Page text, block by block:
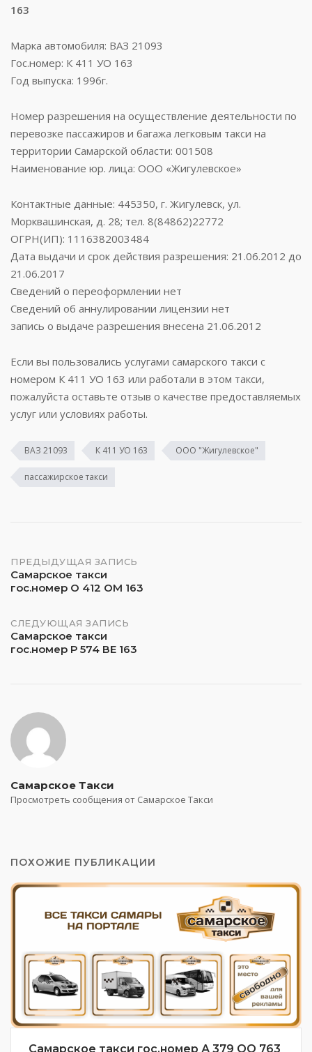
163
Марка автомобиля: ВАЗ 21093
Гос.номер: К 411 УО 163
Год выпуска: 1996г.
Номер разрешения на осуществление деятельности по
перевозке пассажиров и багажа легковым такси на
территории Самарской области: 001508
Наименование юр. лица: ООО «Жигулевское»
Контактные данные: 445350, г. Жигулевск, ул.
Морквашинская, д. 28; тел. 8(84862)22772
ОГРН(ИП): 1116382003484
Дата выдачи и срок действия разрешения: 21.06.2012 до
21.06.2017
Сведений о переоформлении нет
Сведений об аннулировании лицензии нет
запись о выдаче разрешения внесена 21.06.2012
Если вы пользовались услугами самарского такси с
номером К 411 УО 163 или работали в этом такси,
пожалуйста оставьте отзыв о качестве предоставляемых
услуг или условиях работы.
ВАЗ 21093 К 411 УО 163 ООО "Жигулевское"
пассажирское такси
Навигация
по
записям
ПРЕДЫДУЩАЯ ЗАПИСЬ
Самарское такси
гос.номер О 412 ОМ 163
СЛЕДУЮЩАЯ ЗАПИСЬ
Самарское такси
гос.номер Р 574 ВЕ 163
Самарское Такси
Просмотреть сообщения от Самарское Такси
ПОХОЖИЕ ПУБЛИКАЦИИ
Самарское такси гос.номер А 379 ОО 763